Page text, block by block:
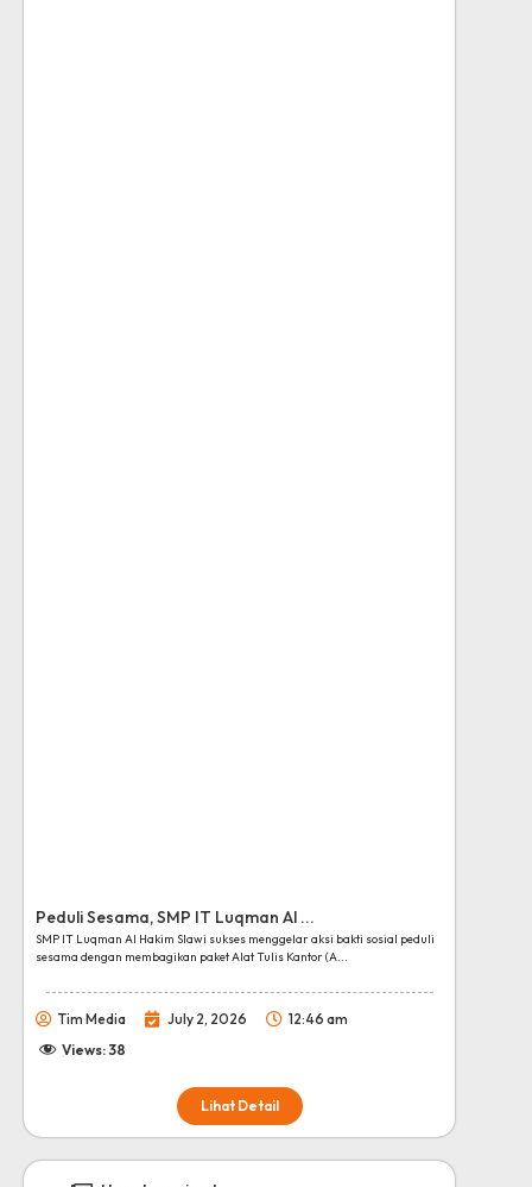
Peduli Sesama, SMP IT Luqman Al ...
SMP IT Luqman Al Hakim Slawi sukses menggelar aksi bakti sosial peduli
sesama dengan membagikan paket Alat Tulis Kantor (A...
Tim Media July 2, 2026
12:46 am
Views:38
Lihat Detail